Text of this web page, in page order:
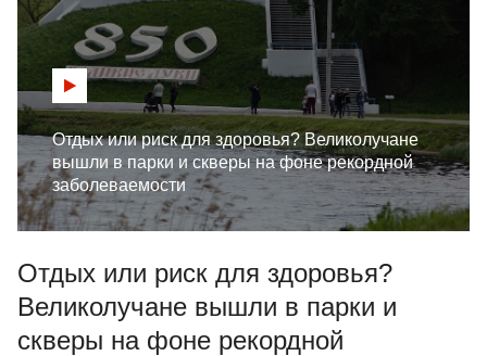
Отдых или риск для здоровья? Великолучане
вышли в парки и скверы на фоне рекордной
заболеваемости
Отдых или риск для здоровья?
Великолучане вышли в парки и
скверы на фоне рекордной